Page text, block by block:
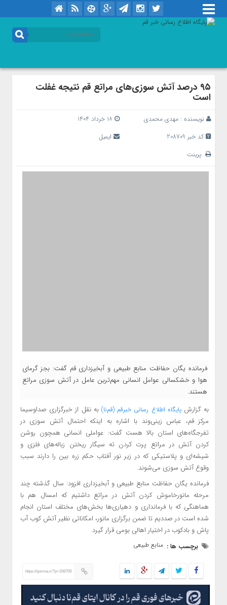
۹۵ درصد آتش سوزی‌های مراتع قم نتیجه غفلت
است
نویسنده : مهدی محمدی
کد خبر 208709
ایمیل
پرینت
فرمانده یگان حفاظت منابع طبیعی و آبخیزداری قم گفت: بجز گرمای
هوا و خشکسالی عوامل انسانی مهم‌ترین عامل در آتش سوزی مراتع
هستند.
به گزارشپایگاه اطلاع رسانی خبرقم (قم‌نا) به نقل از خبرگزاری صداوسیما
مرکز قم، عباس زینی‌وند با اشاره به اینکه احتمال آتش سوزی در
تفرجگاه‌ها‌ی استان بالا هست گفت: عواملی انسانی همچون روشن
کردن آتش در مراتع پرت کردن ته سیگار ریختن زباله‌های فلزی و
شیشه‌ای و پلاستیکی که در زیر نور آفتاب حکم زره بین را دارند سبب
وقوع آتش سوزی می‌شوند.
فرمانده یگان حفاظت منابع طبیعی و آبخیزداری افزود: سال گذشته چند
مرحله مانورخاموش کردن آتش در مراتع داشتیم که امسال هم با
هماهنگی که با فرمانداری و دهیاری‌ها بخش‌های مختلف استان انجام
شده است در صددیم تا ضمن برگزاری مانور، امکاناتی نظیر آتش کوب آب
پاش و بادکوب در اختیار اهالی بومی قرار گیرد.
برچسب ها : منابع طبیعی
https://qomna.ir/?p=208709